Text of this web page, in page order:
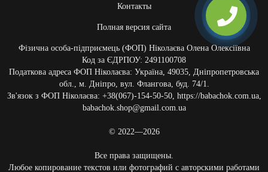
Контакты
Полная версия сайта
Фізична особа-підприємець (ФОП) Ніколаєва Олена Олексіївна
Код за ЄДРПОУ: 2491100708
Податкова адреса ФОП Ніколаєва: Україна, 49035, Дніпропетровська
обл., м. Дніпро, вул. Флангова, буд. 74/1.
Зв'язок з ФОП Ніколаєва: +38(067)-154-50-50, https://babachok.com.ua,
babachok.shop@gmail.com.ua
© 2022—2026
Все права защищены.
Любое копирование текстов или фотографий с авторскими работами